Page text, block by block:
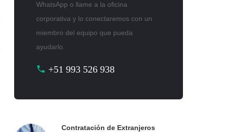
WhatsApp o llame a la oficina
corporativa y lo conectaremos con un
miembro del equipo que pueda
ayudarlo.
+51 993 526 938
Contratación de Extranjeros